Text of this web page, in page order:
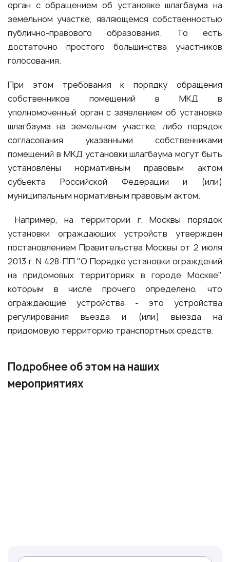
орган с обращением об установке шлагбаума на
земельном участке, являющемся собственностью
публично-правового образования. То есть
достаточно простого большинства участников
голосования.
При этом требования к порядку обращения
собственников помещений в МКД в
уполномоченный орган с заявлением об установке
шлагбаума на земельном участке, либо порядок
согласования указанными собственниками
помещений в МКД установки шлагбаума могут быть
установлены нормативным правовым актом
субъекта Российской Федерации и (или)
муниципальным нормативным правовым актом.
Например, на территории г. Москвы порядок
установки ограждающих устройств утвержден
постановлением Правительства Москвы от 2 июля
2013 г. N 428-ПП "О Порядке установки ограждений
на придомовых территориях в городе Москве",
которым в числе прочего определено, что
ограждающие устройства - это устройства
регулирования въезда и (или) выезда на
придомовую территорию транспортных средств.
Подробнее об этом на наших
мероприятиях